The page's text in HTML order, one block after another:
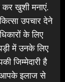
खुशी मनाएं.
उपचार देने
के लिए
में उनके लिए
जिम्मेदारी है
आपके इलाज से